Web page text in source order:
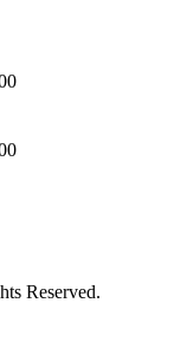
Reserved.